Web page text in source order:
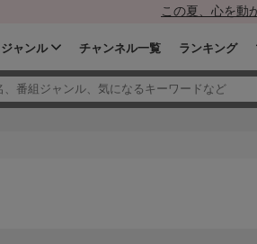
この夏、心を動
ジャンル チャンネル一覧 ランキング